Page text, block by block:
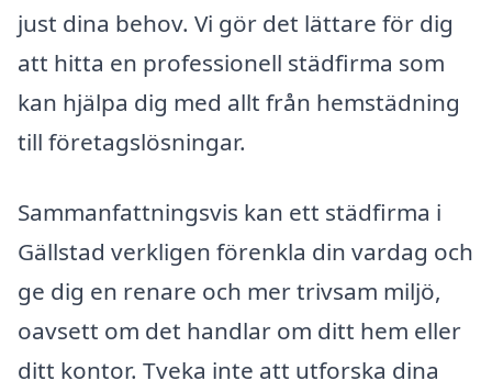
just dina behov. Vi gör det lättare för dig
att hitta en professionell städfirma som
kan hjälpa dig med allt från hemstädning
till företagslösningar.
Sammanfattningsvis kan ett städfirma i
Gällstad verkligen förenkla din vardag och
ge dig en renare och mer trivsam miljö,
oavsett om det handlar om ditt hem eller
ditt kontor. Tveka inte att utforska dina